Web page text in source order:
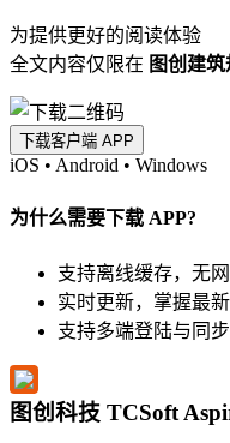
为提供更好的阅读体验
全文内容仅限在 图创建
下载客户端 APP
iOS • Android • Windows
为什么需要下载 APP?
支持离线缓存，无
实时更新，掌握最
支持多端登陆与同步
图创科技 TCSoft